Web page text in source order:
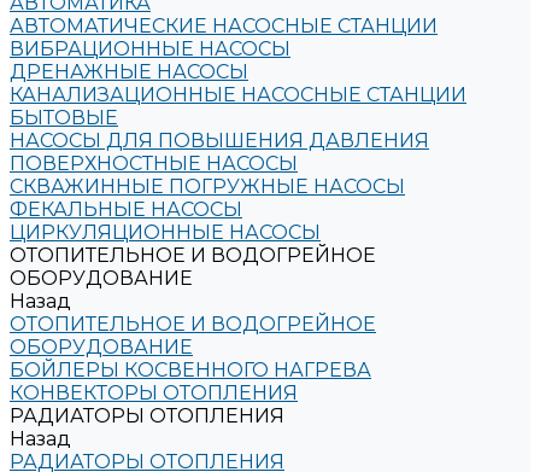
АВТОМАТИЧЕСКИЕ НАСОСНЫЕ СТАНЦИИ
ВИБРАЦИОННЫЕ НАСОСЫ
ДРЕНАЖНЫЕ НАСОСЫ
КАНАЛИЗАЦИОННЫЕ НАСОСНЫЕ СТАНЦИИ
БЫТОВЫЕ
НАСОСЫ ДЛЯ ПОВЫШЕНИЯ ДАВЛЕНИЯ
ПОВЕРХНОСТНЫЕ НАСОСЫ
СКВАЖИННЫЕ ПОГРУЖНЫЕ НАСОСЫ
ФЕКАЛЬНЫЕ НАСОСЫ
ЦИРКУЛЯЦИОННЫЕ НАСОСЫ
ОТОПИТЕЛЬНОЕ И ВОДОГРЕЙНОЕ
ОБОРУДОВАНИЕ
Назад
ОТОПИТЕЛЬНОЕ И ВОДОГРЕЙНОЕ
ОБОРУДОВАНИЕ
БОЙЛЕРЫ КОСВЕННОГО НАГРЕВА
КОНВЕКТОРЫ ОТОПЛЕНИЯ
РАДИАТОРЫ ОТОПЛЕНИЯ
Назад
РАДИАТОРЫ ОТОПЛЕНИЯ